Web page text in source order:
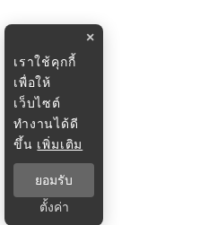
×
เราใช้คุกกี้
เพื่อให้
เว็บไซต์
ทำงานได้ดี
ขึ้น เพิ่มเติม
ยอมรับ
ตั้งค่า